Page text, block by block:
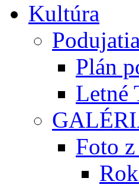
Kultúra
Podujatia
Plán
Letné
Foto